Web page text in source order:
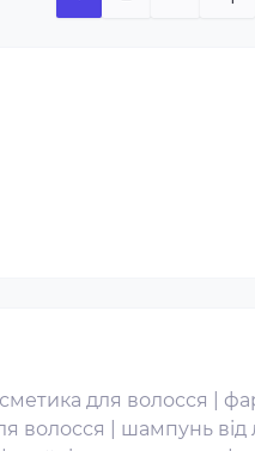
для волосся
волосся шампунь від